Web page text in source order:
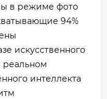
в режиме фото
94%
искусственного
реальном
интеллекта